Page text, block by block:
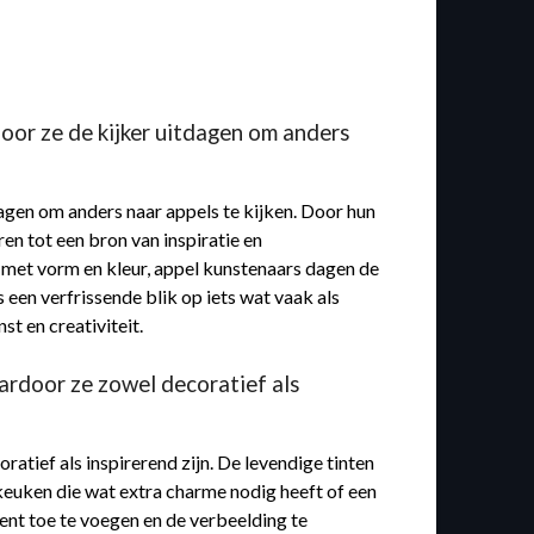
ze de kijker uitdagen om anders
om anders naar appels te kijken. Door hun
tot een bron van inspiratie en
vorm en kleur, appel kunstenaars dagen de
verfrissende blik op iets wat vaak als
en creativiteit.
ze zowel decoratief als
als inspirerend zijn. De levendige tinten
die wat extra charme nodig heeft of een
toe te voegen en de verbeelding te